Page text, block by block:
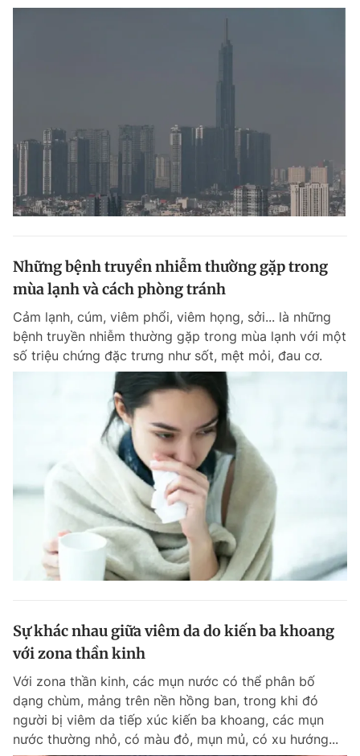
Những bệnh truyền nhiễm thường gặp trong
mùa lạnh và cách phòng tránh
Cảm lạnh, cúm, viêm phổi, viêm họng, sởi... là những
bệnh truyền nhiễm thường gặp trong mùa lạnh với một
số triệu chứng đặc trưng như sốt, mệt mỏi, đau cơ.
Sự khác nhau giữa viêm da do kiến ba khoang
với zona thần kinh
Với zona thần kinh, các mụn nước có thể phân bố
dạng chùm, mảng trên nền hồng ban, trong khi đó
người bị viêm da tiếp xúc kiến ba khoang, các mụn
nước thường nhỏ, có màu đỏ, mụn mủ, có xu hướng...